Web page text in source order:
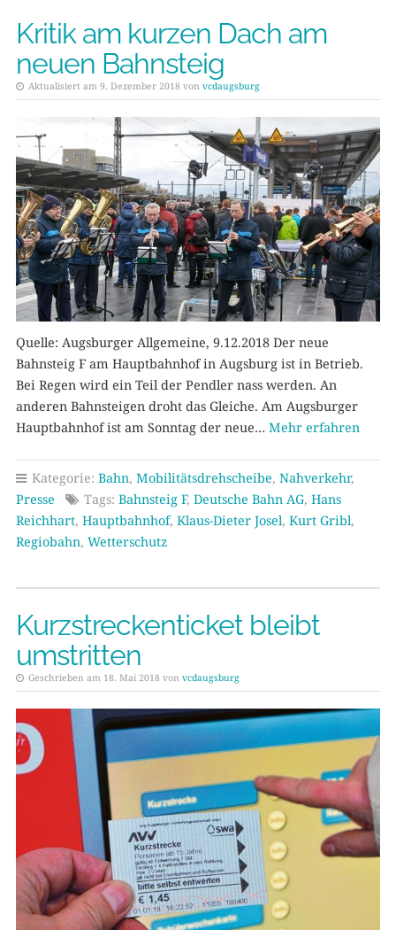
Kritik am kurzen Dach am
neuen Bahnsteig
Aktualisiert am 9. Dezember 2018 von vcdaugsburg
Quelle: Augsburger Allgemeine, 9.12.2018 Der neue
Bahnsteig F am Hauptbahnhof in Augsburg ist in Betrieb.
Bei Regen wird ein Teil der Pendler nass werden. An
anderen Bahnsteigen droht das Gleiche. Am Augsburger
Hauptbahnhof ist am Sonntag der neue… Mehr erfahren
Kategorie: Bahn, Mobilitätsdrehscheibe, Nahverkehr,
Presse
Tags: Bahnsteig F, Deutsche Bahn AG, Hans
Reichhart, Hauptbahnhof, Klaus-Dieter Josel, Kurt Gribl,
Regiobahn, Wetterschutz
Kurzstreckenticket bleibt
umstritten
Geschrieben am 18. Mai 2018 von vcdaugsburg